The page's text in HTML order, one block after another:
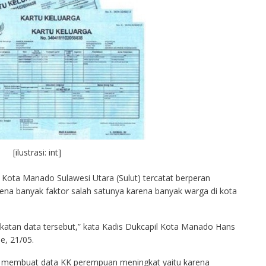
[ilustrasi: int]
Manado Sulawesi Utara (Sulut) tercatat berperan
banyak faktor salah satunya karena banyak warga di kota
data tersebut,” kata Kadis Dukcapil Kota Manado Hans
21/05.
data KK perempuan meningkat yaitu karena